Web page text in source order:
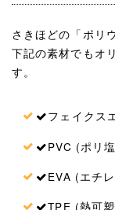
さきほどの「ポリ
下記の素材でもオ
す。
フェイクス
PVC (ポリ
EVA (エチ
TPE (熱可